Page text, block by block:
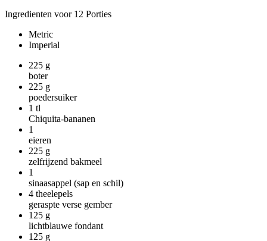
Ingredienten voor 12 Porties
Metric
Imperial
225 g
boter
225 g
poedersuiker
1 tl
Chiquita-bananen
1
eieren
225 g
zelfrijzend bakmeel
1
sinaasappel (sap en schil)
4 theelepels
geraspte verse gember
125 g
lichtblauwe fondant
125 g